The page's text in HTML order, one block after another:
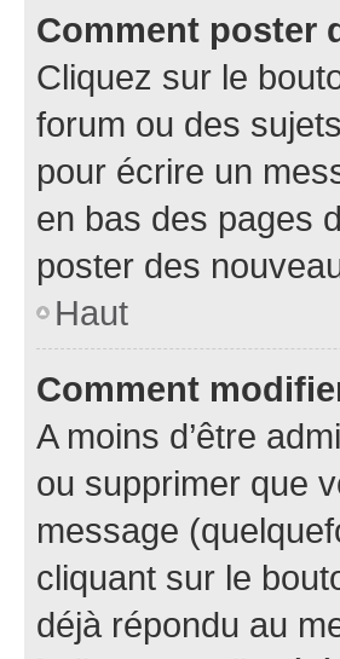
Comment poster
Cliquez sur le
forum ou des
pour écrire un
en bas des pages
poster des
Haut
Comment
A moins d’être
ou supprimer que
message
cliquant sur le
déjà répondu au